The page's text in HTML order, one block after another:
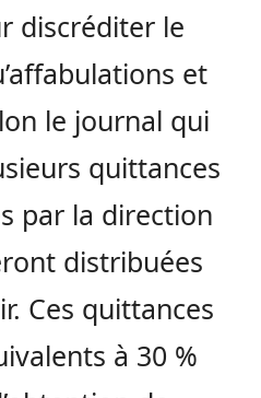
discréditer le
et
le journal qui
quittances
par la direction
distribuées
Ces quittances
à 30 %